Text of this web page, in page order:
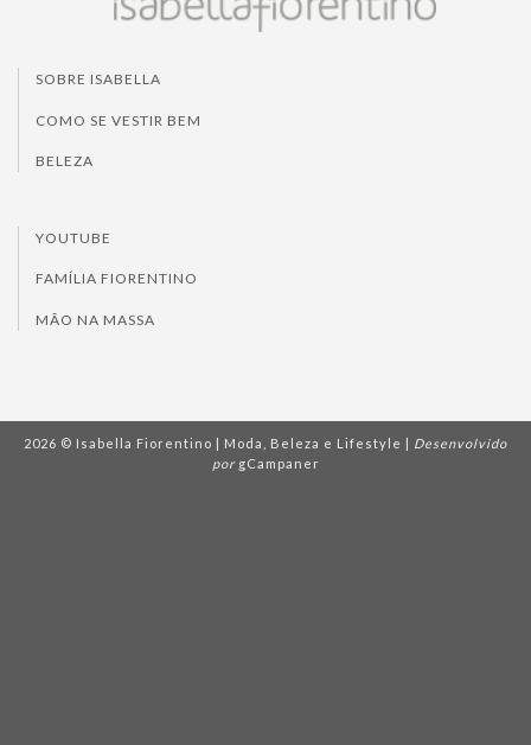
SOBRE ISABELLA
COMO SE VESTIR BEM
BELEZA
YOUTUBE
FAMÍLIA FIORENTINO
MÃO NA MASSA
2026 © Isabella Fiorentino | Moda, Beleza e Lifestyle | Desenvolvido
por gCampaner